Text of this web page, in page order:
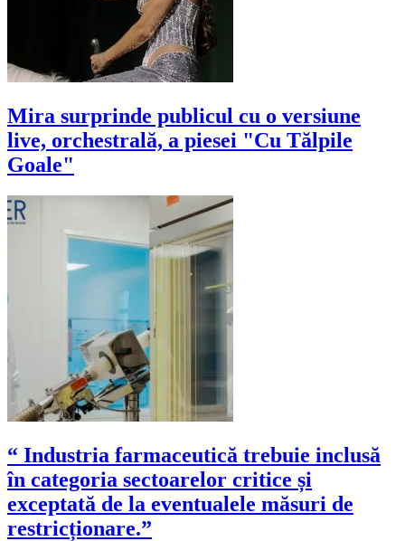
Mira surprinde publicul cu o versiune
live, orchestrală, a piesei "Cu Tălpile
Goale"
“ Industria farmaceutică trebuie inclusă
în categoria sectoarelor critice și
exceptată de la eventualele măsuri de
restricționare.”